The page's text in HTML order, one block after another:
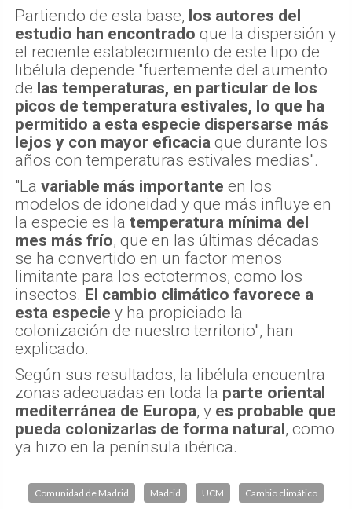
Partiendo de esta base, los autores del
estudio han encontrado que la dispersión y
el reciente establecimiento de este tipo de
libélula depende "fuertemente del aumento
de las temperaturas, en particular de los
picos de temperatura estivales, lo que ha
permitido a esta especie dispersarse más
lejos y con mayor eficacia que durante los
años con temperaturas estivales medias".
"La variable más importante en los
modelos de idoneidad y que más influye en
la especie es la temperatura mínima del
mes más frío, que en las últimas décadas
se ha convertido en un factor menos
limitante para los ectotermos, como los
insectos. El cambio climático favorece a
esta especie y ha propiciado la
colonización de nuestro territorio", han
explicado.
Según sus resultados, la libélula encuentra
zonas adecuadas en toda la parte oriental
mediterránea de Europa, y es probable que
pueda colonizarlas de forma natural, como
ya hizo en la península ibérica.
Comunidad de Madrid Madrid UCM Cambio climático